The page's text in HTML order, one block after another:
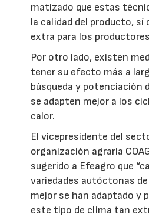
matizado que estas
la calidad del producto,
extra para los
Por otro lado, existen
tener su efecto más a
búsqueda y potenciación
se adapten mejor a los
calor.
El vicepresidente del
organización agraria
sugerido a Efeagro que
variedades autóctonas
mejor se han adaptado y
este tipo de clima tan